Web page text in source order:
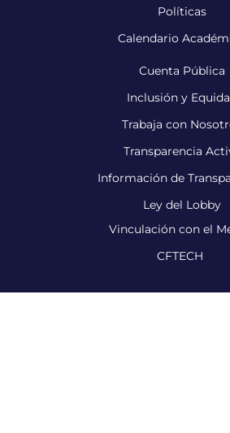
Políticas
Calendario
Cuenta Pública
Inclusión y
Trabaja con
Transparencia
Información de
Ley del Lobby
Vinculación con el
CFTECH